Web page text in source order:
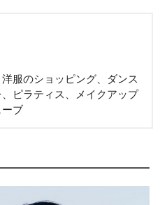
服のショッピング、ダンス
ピラティス、メイクアップ
ブ